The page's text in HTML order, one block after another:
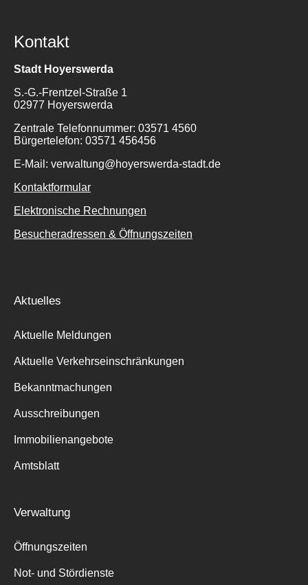
Suche
Kontakt
Stadt Hoyerswerda
S.-G.-Frentzel-Straße 1
02977 Hoyerswerda
Zentrale Telefonnummer: 03571 4560
Bürgertelefon: 03571 456456
E-Mail: verwaltung@hoyerswerda-stadt.de
Kontaktformular
Elektronische Rechnungen
Besucheradressen & Öffnungszeiten
Aktuelles
Aktuelle Meldungen
Aktuelle Verkehrseinschränkungen
Bekanntmachungen
Ausschreibungen
Immobilienangebote
Amtsblatt
Verwaltung
Öffnungszeiten
Not- und Stördienste